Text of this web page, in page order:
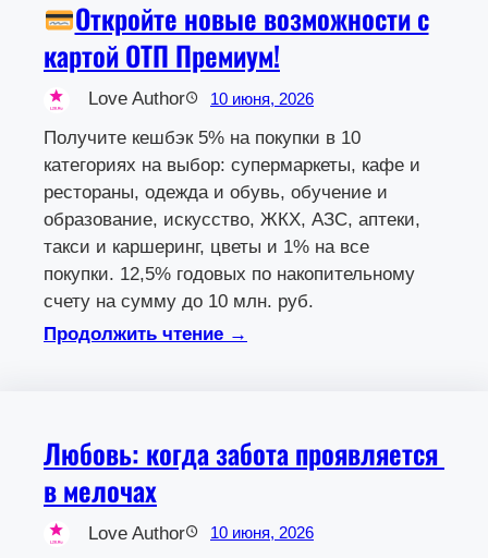
Откройте новые возможности с
картой ОТП Премиум!
Love Author 10 июня, 2026
Получите кешбэк 5% на покупки в 10
категориях на выбор: супермаркеты, кафе и
рестораны, одежда и обувь, обучение и
образование, искусство, ЖКХ, АЗС, аптеки,
такси и каршеринг, цветы и 1% на все
покупки. 12,5% годовых по накопительному
счету на сумму до 10 млн. руб.
Продолжить чтение →
Любовь: когда забота проявляется
в мелочах
Love Author 10 июня, 2026